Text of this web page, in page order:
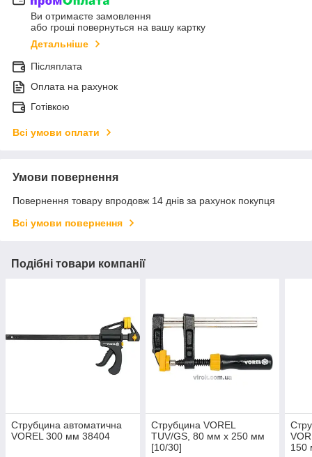
Ви отримаєте замовлення
або гроші повернуться на вашу картку
Детальніше
Післяплата
Оплата на рахунок
Готівкою
Всі умови оплати
Умови повернення
Повернення товару впродовж 14 днів за рахунок покупця
Всі умови повернення
Подібні товари компанії
Струбцина автоматична
VOREL 300 мм 38404
Струбцина VOREL
TUV/GS, 80 мм x 250 мм
[10/30]
150